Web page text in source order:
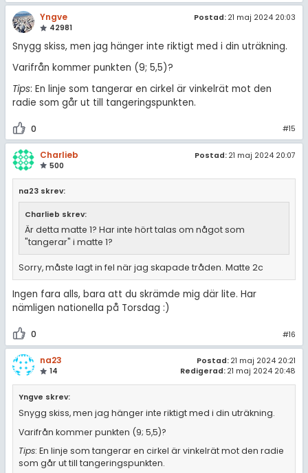
Yngve
42981
Postad: 21 maj 2024 20:03
Snygg skiss, men jag hänger inte riktigt med i din uträkning.
Varifrån kommer punkten (9; 5,5)?
Tips: En linje som tangerar en cirkel är vinkelrät mot den
radie som går ut till tangeringspunkten.
0 #15
Charlieb
500
Postad: 21 maj 2024 20:07
na23 skrev:
Charlieb skrev:
Är detta matte 1? Har inte hört talas om något som
"tangerar" i matte 1?
Sorry, måste lagt in fel när jag skapade tråden. Matte 2c
Ingen fara alls, bara att du skrämde mig där lite. Har
nämligen nationella på Torsdag :)
0 #16
na23
14
Postad: 21 maj 2024 20:21
Redigerad: 21 maj 2024 20:48
Yngve skrev:
Snygg skiss, men jag hänger inte riktigt med i din uträkning.
Varifrån kommer punkten (9; 5,5)?
Tips: En linje som tangerar en cirkel är vinkelrät mot den radie
som går ut till tangeringspunkten.